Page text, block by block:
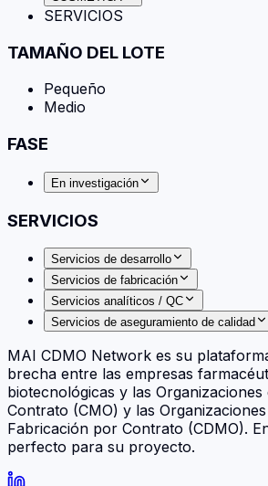
SERVICIOS
TAMAÑO DEL LOTE
Pequeño
Medio
FASE
En investigación
SERVICIOS
Servicios de desarrollo
Servicios de fabricación
Servicios analíticos / QC
Servicios de aseguramiento de calidad
MAI CDMO Network es su
brecha entre las empresas
biotecnológicas y las
Contrato (CMO) y las
Fabricación por Contrato (CDMO).
perfecto para su proyecto.